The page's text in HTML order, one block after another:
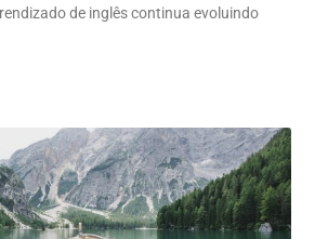
de inglês continua evoluindo